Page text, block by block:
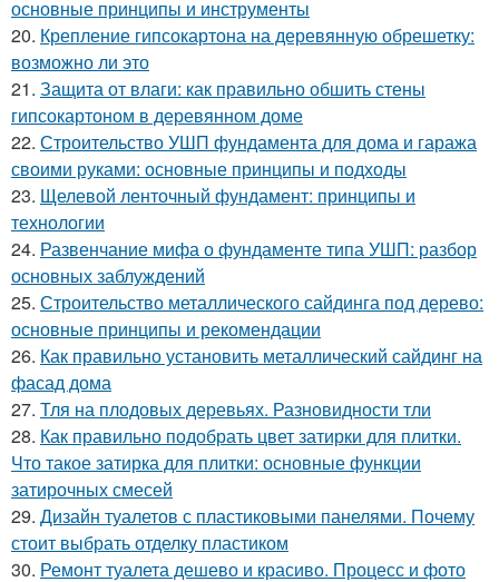
основные принципы и инструменты
20. Крепление гипсокартона на деревянную обрешетку:
возможно ли это
21. Защита от влаги: как правильно обшить стены
гипсокартоном в деревянном доме
22. Строительство УШП фундамента для дома и гаража
своими руками: основные принципы и подходы
23. Щелевой ленточный фундамент: принципы и
технологии
24. Развенчание мифа о фундаменте типа УШП: разбор
основных заблуждений
25. Строительство металлического сайдинга под дерево:
основные принципы и рекомендации
26. Как правильно установить металлический сайдинг на
фасад дома
27. Тля на плодовых деревьях. Разновидности тли
28. Как правильно подобрать цвет затирки для плитки.
Что такое затирка для плитки: основные функции
затирочных смесей
29. Дизайн туалетов с пластиковыми панелями. Почему
стоит выбрать отделку пластиком
30. Ремонт туалета дешево и красиво. Процесс и фото